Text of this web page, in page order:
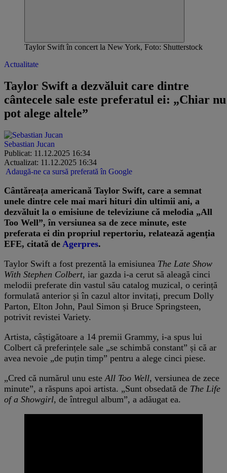
Taylor Swift în concert la New York, Foto: Shutterstock
Actualitate
Taylor Swift a dezvăluit care dintre
cântecele sale este preferatul ei: „Chiar nu
pot alege altele”
Sebastian Jucan
Publicat: 11.12.2025 16:34
Actualizat: 11.12.2025 16:34
Adaugă-ne ca sursă preferată în Google
Cântăreața americană Taylor Swift, care a semnat
unele dintre cele mai mari hituri din ultimii ani, a
dezvăluit la o emisiune de televiziune că melodia „All
Too Well”, în versiunea sa de zece minute, este
preferata ei din propriul repertoriu, relatează agenția
EFE, citată de Agerpres.
Taylor Swift a fost prezentă la emisiunea The Late Show
With Stephen Colbert, iar gazda i-a cerut să aleagă cinci
melodii preferate din vastul său catalog muzical, o cerință
formulată anterior și în cazul altor invitați, precum Dolly
Parton, Elton John, Paul Simon și Bruce Springsteen,
potrivit revistei Variety.
Artista, câștigătoare a 14 premii Grammy, i-a spus lui
Colbert că preferințele sale „se schimbă constant” și că ar
avea nevoie „de puțin timp” pentru a alege cinci piese.
„Cred că numărul unu este All Too Well, versiunea de zece
minute”, a răspuns apoi artista. „Sunt obsedată de The Life
of a Showgirl, de întregul album”, a adăugat ea.